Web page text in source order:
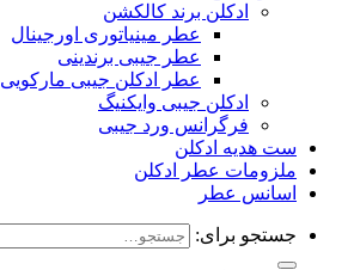
ادکلن برند کالکشن
عطر مینیاتوری اورجینال
عطر جیبی برندینی
عطر ادکلن جیبی مارکویی
ادکلن جیبی وایکنیگ
فرگرانس ورد جیبی
ست هدیه ادکلن
ملزومات عطر ادکلن
اسانس عطر
جستجو برای: